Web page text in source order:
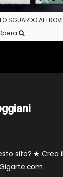
SGUARDO
sito? ★ Crea